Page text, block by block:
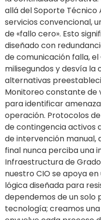
allá del Soporte
servicios convencional,
de «fallo cero». Esto
diseñado con
de comunicación falla,
milisegundos y desvía
alternativas
Monitoreo constante de
para identificar
operación. Protocolos
de contingencia activos
de intervención manual,
final nunca perciba una
Infraestructura de
nuestro CIO se apoya
lógica diseñada para
dependemos de un solo
tecnología; creamos